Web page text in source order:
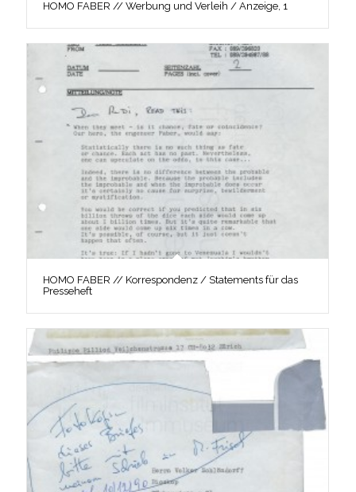
HOMO FABER // Werbung und Verleih / Anzeige, 1
HOMO FABER // Korrespondenz / Statements für das
Presseheft